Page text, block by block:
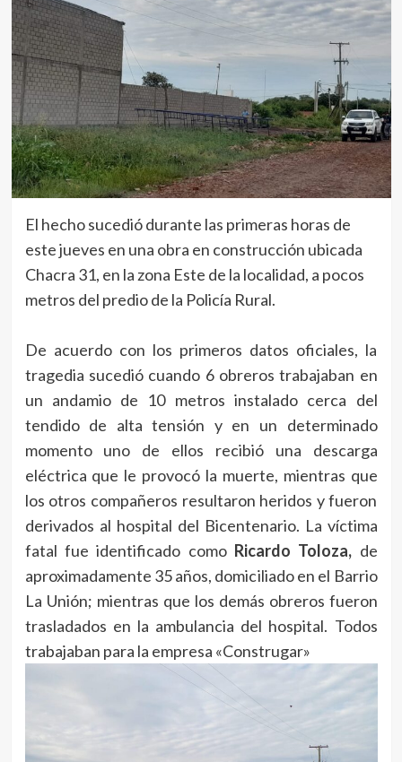
El hecho sucedió durante las primeras horas de
este jueves en una obra en construcción ubicada
Chacra 31, en la zona Este de la localidad, a pocos
metros del predio de la Policía Rural.
De acuerdo con los primeros datos oficiales, la
tragedia sucedió cuando 6 obreros trabajaban en
un andamio de 10 metros instalado cerca del
tendido de alta tensión y en un determinado
momento uno de ellos recibió una descarga
eléctrica que le provocó la muerte, mientras que
los otros compañeros resultaron heridos y fueron
derivados al hospital del Bicentenario. La víctima
fatal fue identificado como Ricardo Toloza, de
aproximadamente 35 años, domiciliado en el Barrio
La Unión; mientras que los demás obreros fueron
trasladados en la ambulancia del hospital. Todos
trabajaban para la empresa «Construgar»